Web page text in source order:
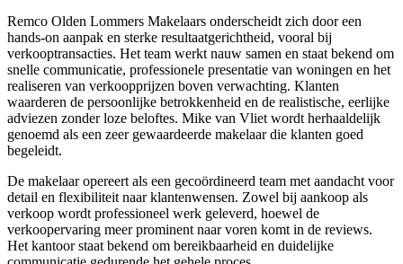
Remco Olden Lommers Makelaars onderscheidt zich door een
hands-on aanpak en sterke resultaatgerichtheid, vooral bij
verkooptransacties. Het team werkt nauw samen en staat bekend om
snelle communicatie, professionele presentatie van woningen en het
realiseren van verkoopprijzen boven verwachting. Klanten
waarderen de persoonlijke betrokkenheid en de realistische, eerlijke
adviezen zonder loze beloftes. Mike van Vliet wordt herhaaldelijk
genoemd als een zeer gewaardeerde makelaar die klanten goed
begeleidt.
De makelaar opereert als een gecoördineerd team met aandacht voor
detail en flexibiliteit naar klantenwensen. Zowel bij aankoop als
verkoop wordt professioneel werk geleverd, hoewel de
verkoopervaring meer prominent naar voren komt in de reviews.
Het kantoor staat bekend om bereikbaarheid en duidelijke